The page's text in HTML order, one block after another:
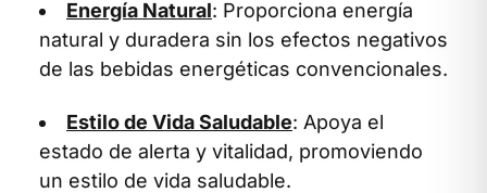
Energía Natural: Proporciona energía
natural y duradera sin los efectos negativos
de las bebidas energéticas convencionales.
Estilo de Vida Saludable: Apoya el
estado de alerta y vitalidad, promoviendo
un estilo de vida saludable.